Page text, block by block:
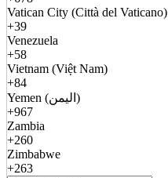
Vatican City (Città del Vaticano)
+39
Venezuela
+58
Vietnam (Việt Nam)
+84
Yemen (اليمن)
+967
Zambia
+260
Zimbabwe
+263